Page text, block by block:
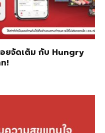
ยจัดเต็ม กับ Hungry
!